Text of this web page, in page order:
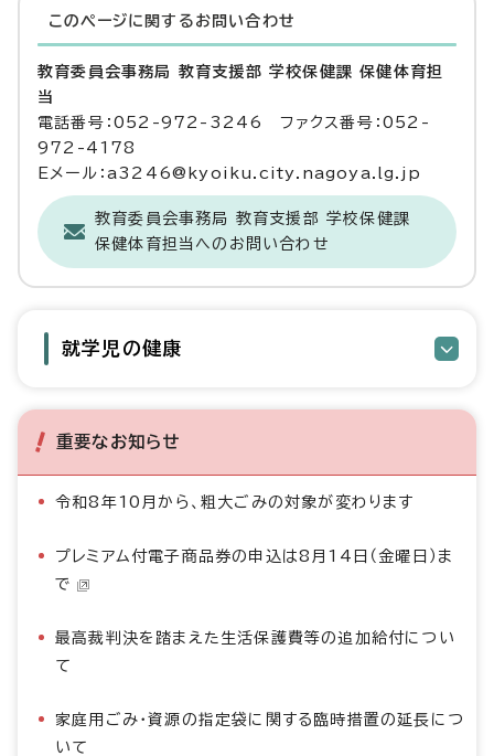
このページに関する お問い合わせ
教育委員会事務局 教育支援部 学校保健課 保健体育担
当
電話番号：052-972-3246 ファクス番号：052-
972-4178
Eメール：a3246@kyoiku.city.nagoya.lg.jp
教育委員会事務局 教育支援部 学校保健課
保健体育担当へのお問い合わせ
就学児の健康
重要なお知らせ
令和8年10月から、粗大ごみの対象が変わります
プレミアム付電子商品券の申込は8月14日（金曜日）ま
で
最高裁判決を踏まえた生活保護費等の追加給付につい
て
家庭用ごみ・資源の指定袋に関する臨時措置の延長につ
いて